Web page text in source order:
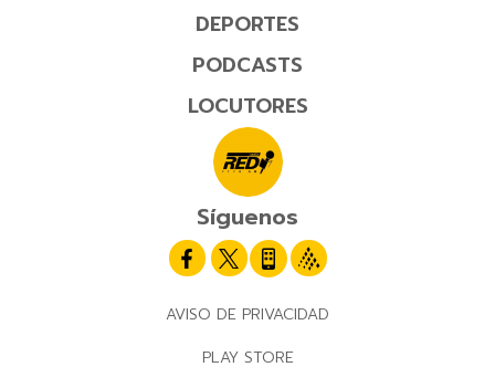
DEPORTES
PODCASTS
LOCUTORES
Síguenos
AVISO DE PRIVACIDAD
PLAY STORE